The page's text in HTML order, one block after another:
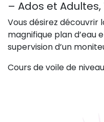
– Ados et Adultes,
Vous désirez
magnifique plan d’eau
supervision d’un
Cours de voile de